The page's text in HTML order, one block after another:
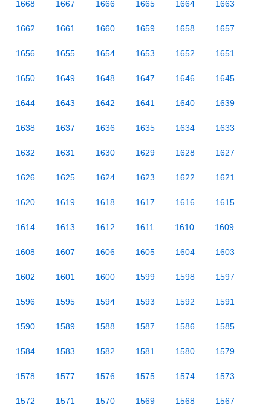
1668 1667 1666 1665 1664 1663
1662 1661 1660 1659 1658 1657
1656 1655 1654 1653 1652 1651
1650 1649 1648 1647 1646 1645
1644 1643 1642 1641 1640 1639
1638 1637 1636 1635 1634 1633
1632 1631 1630 1629 1628 1627
1626 1625 1624 1623 1622 1621
1620 1619 1618 1617 1616 1615
1614 1613 1612 1611 1610 1609
1608 1607 1606 1605 1604 1603
1602 1601 1600 1599 1598 1597
1596 1595 1594 1593 1592 1591
1590 1589 1588 1587 1586 1585
1584 1583 1582 1581 1580 1579
1578 1577 1576 1575 1574 1573
1572 1571 1570 1569 1568 1567